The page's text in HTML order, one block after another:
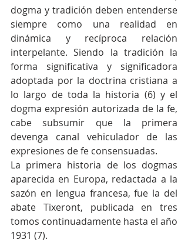
dogma y tradición deben entenderse
siempre como una realidad en
dinámica y recíproca relación
interpelante. Siendo la tradición la
forma significativa y significadora
adoptada por la doctrina cristiana a
lo largo de toda la historia (6) y el
dogma expresión autorizada de la fe,
cabe subsumir que la primera
devenga canal vehiculador de las
expresiones de fe consensuadas.
La primera historia de los dogmas
aparecida en Europa, redactada a la
sazón en lengua francesa, fue la del
abate Tixeront, publicada en tres
tomos continuadamente hasta el año
1931 (7).